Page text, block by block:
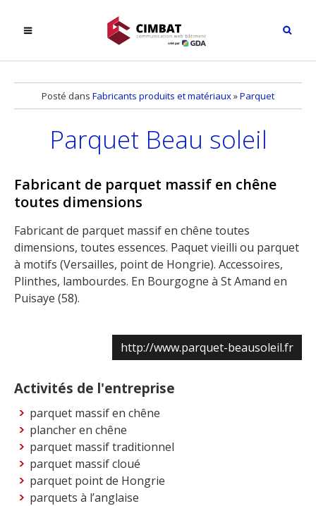
Posté dans Fabricants produits et matériaux»Parquet
Parquet Beau soleil
Fabricant de parquet massif en chêne
toutes dimensions
Fabricant de parquet massif en chêne toutes
dimensions, toutes essences. Paquet vieilli ou parquet
à motifs (Versailles, point de Hongrie). Accessoires,
Plinthes, lambourdes. En Bourgogne à St Amand en
Puisaye (58).
http://www.parquet-beausoleil.fr
Activités de l'entreprise
parquet massif en chêne
plancher en chêne
parquet massif traditionnel
parquet massif cloué
parquet point de Hongrie
parquets à l’anglaise